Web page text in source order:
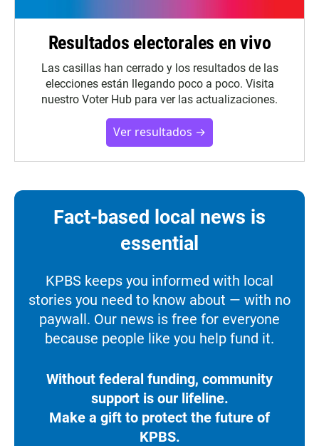
Resultados electorales en vivo
Las casillas han cerrado y los resultados de las
elecciones están llegando poco a poco. Visita
nuestro Voter Hub para ver las actualizaciones.
Ver resultados →
Fact-based local news is
essential
KPBS keeps you informed with local
stories you need to know about — with no
paywall. Our news is free for everyone
because people like you help fund it.
Without federal funding, community
support is our lifeline.
Make a gift to protect the future of
KPBS.